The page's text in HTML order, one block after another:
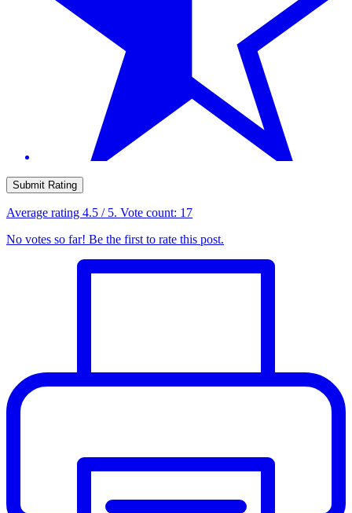
Submit Rating
Average rating 4.5 / 5. Vote count: 17
No votes so far! Be the first to rate this post.